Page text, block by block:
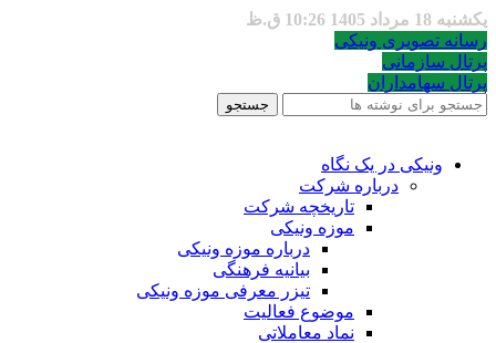
یکشنبه 18 مرداد 1405 10:26 ق.ظ
رسانه تصویری ونیکی
پرتال سازمانی
پرتال سهامداران
جستجو
ونیکی در یک نگاه
درباره شرکت
تاریخچه شرکت
موزه ونیکی
درباره موزه ونیکی
بیانیه فرهنگی
تیزر معرفی موزه ونیکی
موضوع فعالیت
نماد معاملاتی